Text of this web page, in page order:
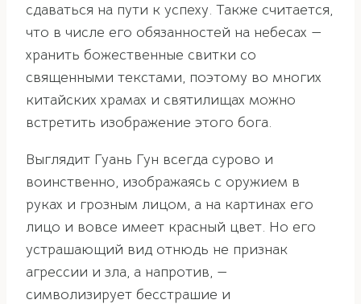
сдаваться на пути к успеху. Также считается,
что в числе его обязанностей на небесах —
хранить божественные свитки со
священными текстами, поэтому во многих
китайских храмах и святилищах можно
встретить изображение этого бога.
Выглядит Гуань Гун всегда сурово и
воинственно, изображаясь с оружием в
руках и грозным лицом, а на картинах его
лицо и вовсе имеет красный цвет. Но его
устрашающий вид отнюдь не признак
агрессии и зла, а напротив, —
символизирует бесстрашие и